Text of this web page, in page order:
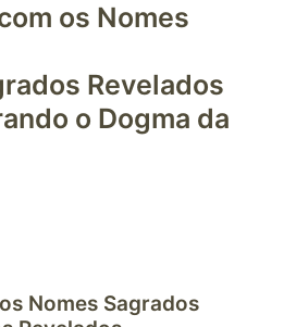
os Nomes
Revelados
o Dogma da
Nomes Sagrados